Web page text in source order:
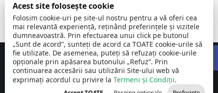
vineri
08:00 –
16:00
Comuna Siliștea©
2026
Toate
drepturile
Concept realizat deBig Media Relații Publice SRL
Acest site folosește cookie
Folosim cookie-uri pe site-ul nostru pentru a vă oferi cea
mai relevantă experiență, reținând preferințele și vizitele
dumneavoastră. Prin efectuarea unui click pe butonul
„Sunt de acord”, sunteți de acord ca TOATE cookie-urile să
fie utilizate. De asemenea, puteți să refuzați cookie-urile
opționale prin apăsarea butonului „Refuz”. Prin
continuarea accesării sau utilizării Site-ului web vă
exprimați acordul cu privire la Termeni și Condiții.